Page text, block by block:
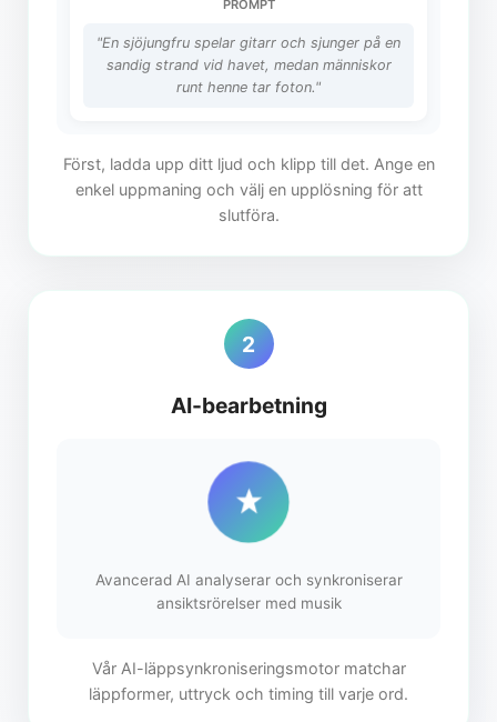
PROMPT
"En sjöjungfru spelar gitarr och sjunger på en
sandig strand vid havet, medan människor
runt henne tar foton."
Först, ladda upp ditt ljud och klipp till det. Ange en
enkel uppmaning och välj en upplösning för att
slutföra.
2
AI-bearbetning
Avancerad AI analyserar och synkroniserar
ansiktsrörelser med musik
Vår AI-läppsynkroniseringsmotor matchar
läppformer, uttryck och timing till varje ord.